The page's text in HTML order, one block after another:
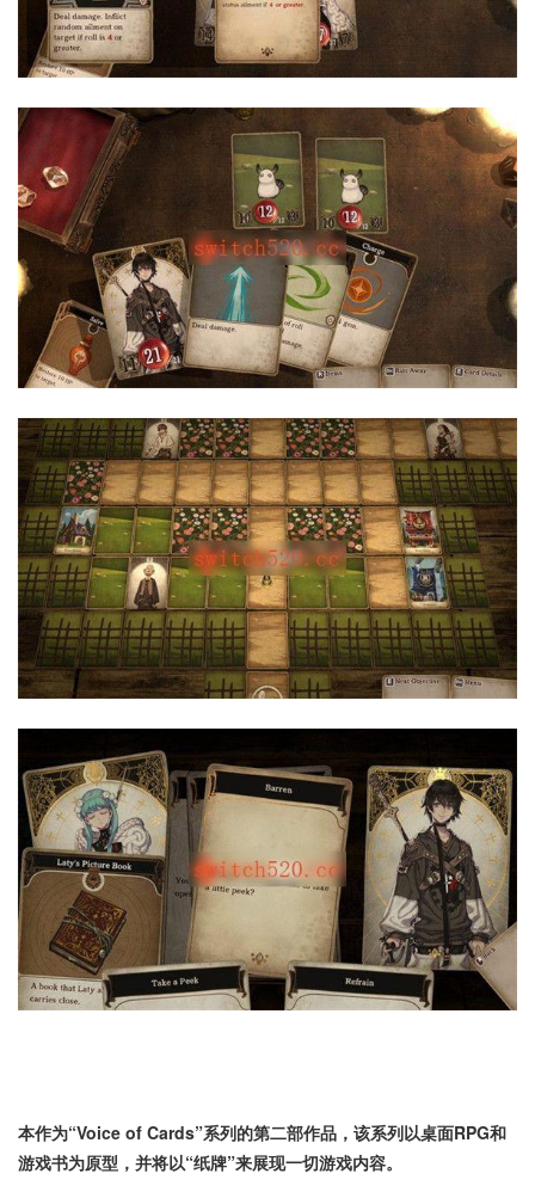
本作为“Voice of Cards”系列的第二部作品，该系列以桌面RPG和
游戏书为原型，并将以“纸牌”来展现一切游戏内容。